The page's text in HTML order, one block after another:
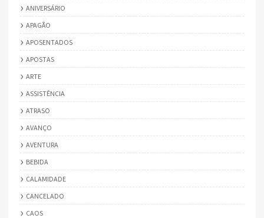
ANIVERSÁRIO
APAGÃO
APOSENTADOS
APOSTAS
ARTE
ASSISTÊNCIA
ATRASO
AVANÇO
AVENTURA
BEBIDA
CALAMIDADE
CANCELADO
CAOS